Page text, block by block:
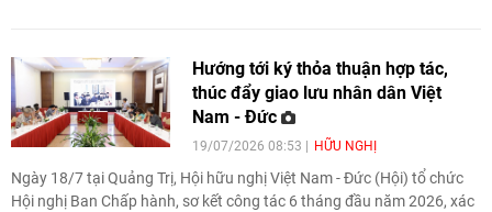
thành phố ưu tiên mở rộng hợp tác trong
các lĩnh vực ứng phó với biến đổi khí hậu,
sinh kế bền vững, giáo dục, y tế và chuyển
đổi số.
Hướng tới ký thỏa thuận hợp tác,
thúc đẩy giao lưu nhân dân Việt
Nam - Đức
19/07/2026 08:53 HỮU NGHỊ
Ngày 18/7 tại Quảng Trị, Hội hữu nghị Việt Nam - Đức (Hội) tổ chức
Hội nghị Ban Chấp hành, sơ kết công tác 6 tháng đầu năm 2026, xác